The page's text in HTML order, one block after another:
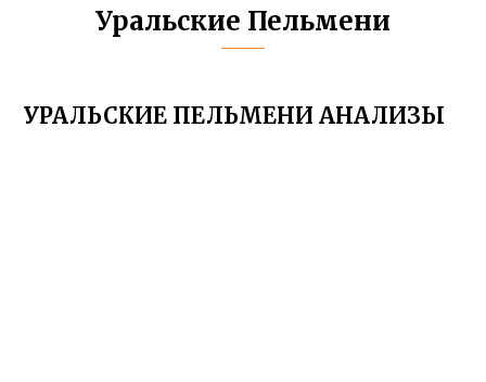
Уральские Пельмени
УРАЛЬСКИЕ ПЕЛЬМЕНИ АНАЛИЗЫ